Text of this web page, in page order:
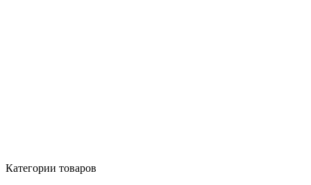
Категории товаров